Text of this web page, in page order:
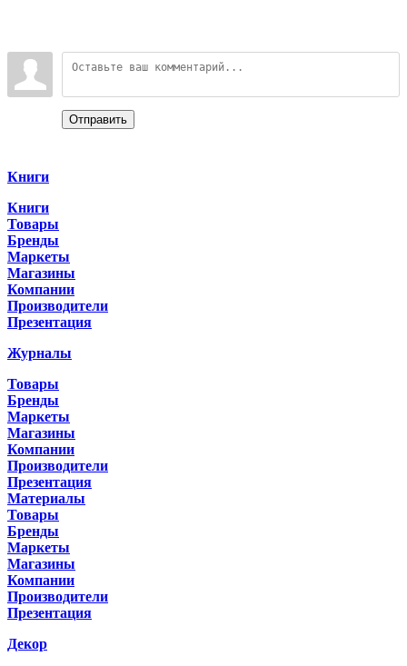
Отправить
Книги
Книги
Товары
Бренды
Маркеты
Магазины
Компании
Производители
Презентация
Журналы
Товары
Бренды
Маркеты
Магазины
Компании
Производители
Презентация
Материалы
Товары
Бренды
Маркеты
Магазины
Компании
Производители
Презентация
Декор